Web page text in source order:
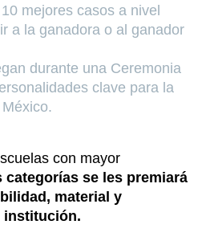
mejores casos a nivel
a la ganadora o al ganador
durante una Ceremonia
clave para la
con mayor
categorías se les premiará
material y
institución.